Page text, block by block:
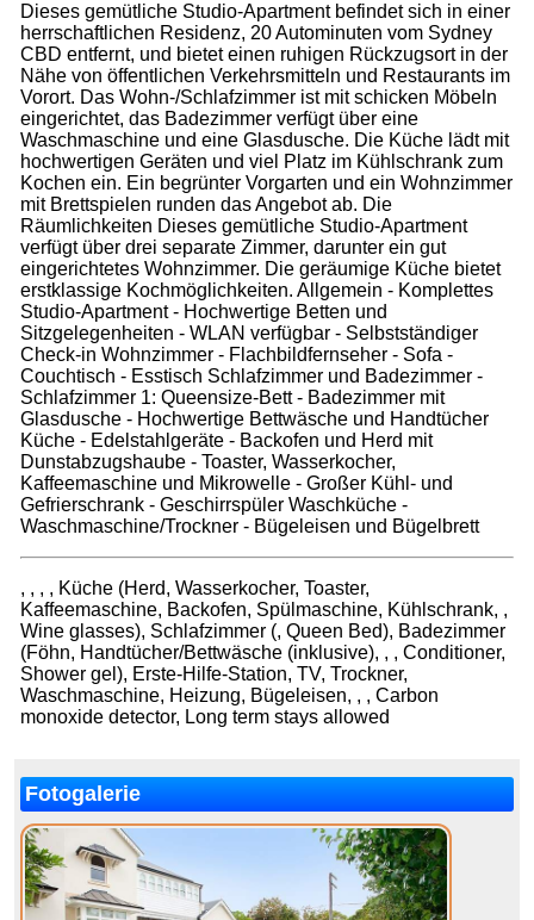
Dieses gemütliche Studio-Apartment befindet sich in einer
herrschaftlichen Residenz, 20 Autominuten vom Sydney
CBD entfernt, und bietet einen ruhigen Rückzugsort in der
Nähe von öffentlichen Verkehrsmitteln und Restaurants im
Vorort. Das Wohn-/Schlafzimmer ist mit schicken Möbeln
eingerichtet, das Badezimmer verfügt über eine
Waschmaschine und eine Glasdusche. Die Küche lädt mit
hochwertigen Geräten und viel Platz im Kühlschrank zum
Kochen ein. Ein begrünter Vorgarten und ein Wohnzimmer
mit Brettspielen runden das Angebot ab. Die
Räumlichkeiten Dieses gemütliche Studio-Apartment
verfügt über drei separate Zimmer, darunter ein gut
eingerichtetes Wohnzimmer. Die geräumige Küche bietet
erstklassige Kochmöglichkeiten. Allgemein - Komplettes
Studio-Apartment - Hochwertige Betten und
Sitzgelegenheiten - WLAN verfügbar - Selbstständiger
Check-in Wohnzimmer - Flachbildfernseher - Sofa -
Couchtisch - Esstisch Schlafzimmer und Badezimmer -
Schlafzimmer 1: Queensize-Bett - Badezimmer mit
Glasdusche - Hochwertige Bettwäsche und Handtücher
Küche - Edelstahlgeräte - Backofen und Herd mit
Dunstabzugshaube - Toaster, Wasserkocher,
Kaffeemaschine und Mikrowelle - Großer Kühl- und
Gefrierschrank - Geschirrspüler Waschküche -
Waschmaschine/Trockner - Bügeleisen und Bügelbrett
, , , , Küche (Herd, Wasserkocher, Toaster,
Kaffeemaschine, Backofen, Spülmaschine, Kühlschrank, ,
Wine glasses), Schlafzimmer (, Queen Bed), Badezimmer
(Föhn, Handtücher/Bettwäsche (inklusive), , , Conditioner,
Shower gel), Erste-Hilfe-Station, TV, Trockner,
Waschmaschine, Heizung, Bügeleisen, , , Carbon
monoxide detector, Long term stays allowed
Fotogalerie